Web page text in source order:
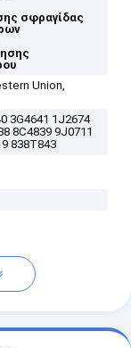
σφραγίδας
Union,
3G4641 1J2674
8C4839 9J0711
838T843